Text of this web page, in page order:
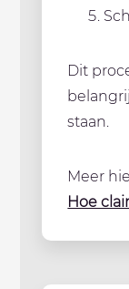
Dit
staan.
Meer
Hoe